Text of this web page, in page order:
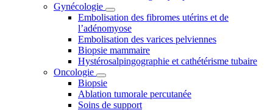
Gynécologie
Embolisation des fibromes utérins et de
l’adénomyose
Embolisation des varices pelviennes
Biopsie mammaire
Hystérosalpingographie et cathétérisme tubaire
Oncologie
Biopsie
Ablation tumorale percutanée
Soins de support